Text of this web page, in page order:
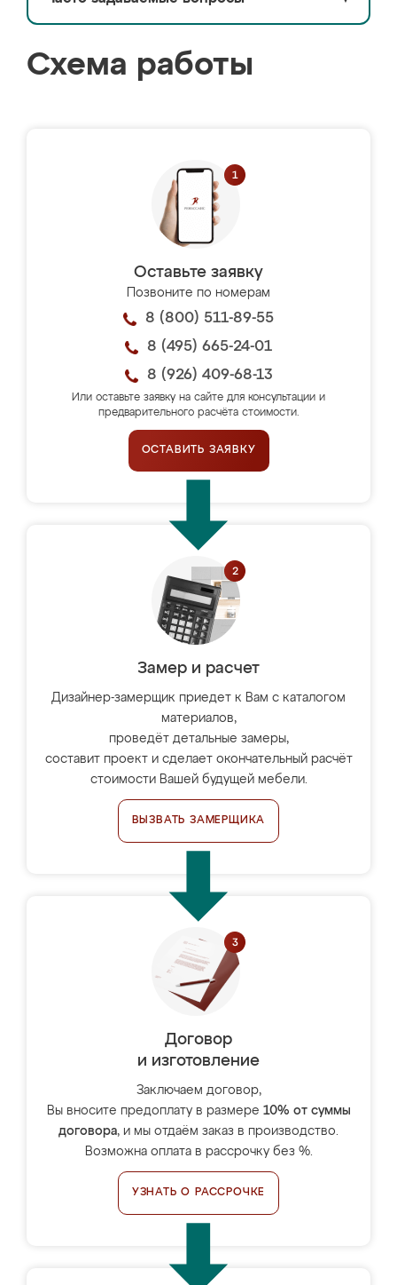
Схема работы
Оставьте заявку
Позвоните по номерам
8 (800) 511-89-55
8 (495) 665-24-01
8 (926) 409-68-13
Или оставьте заявку на сайте для консультации и
предварительного расчёта стоимости.
ОСТАВИТЬ ЗАЯВКУ
Замер и расчет
Дизайнер-замерщик приедет к Вам с каталогом
материалов,
проведёт детальные замеры,
составит проект и сделает окончательный расчёт
стоимости Вашей будущей мебели.
ВЫЗВАТЬ ЗАМЕРЩИКА
Договор
и изготовление
Заключаем договор,
Вы вносите предоплату в размере 10% от суммы
договора, и мы отдаём заказ в производство.
Возможна оплата в рассрочку без %.
УЗНАТЬ О РАССРОЧКЕ